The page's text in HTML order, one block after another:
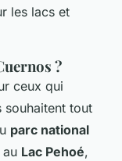
les lacs et
?
ceux qui
souhaitent tout
parc national
Lac Pehoé,